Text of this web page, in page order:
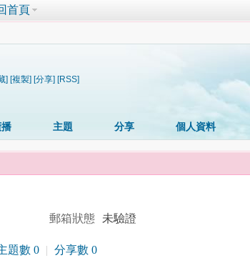
首頁
] [複製] [分享] [RSS]
播 主題 分享 個人資料
郵箱狀態 未驗證
題數 0 | 分享數 0